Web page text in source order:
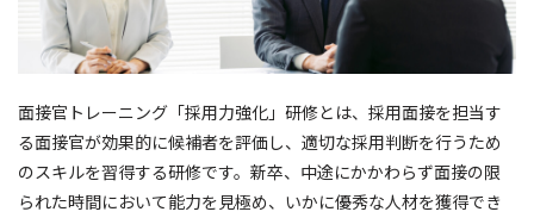
面接官トレーニング「採用力強化」研修とは、採用面接を担当す
る面接官が効果的に候補者を評価し、適切な採用判断を行うため
のスキルを習得する研修です。新卒、中途にかかわらず面接の限
られた時間において能力を見極め、いかに優秀な人材を獲得でき